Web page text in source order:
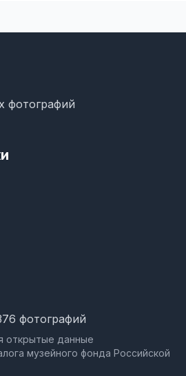
фотографий
фотографий
открытые данные
музейного фонда Российской